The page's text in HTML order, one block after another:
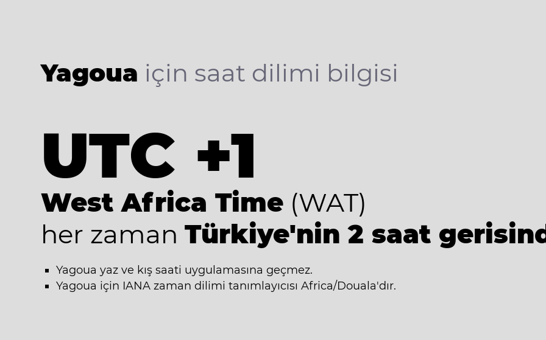
Yagoua için saat dilimi bilgisi
UTC +1
West Africa Time (WAT)
her zaman Türkiye'nin 2 saat
Yagoua yaz ve kış saati uygulamasına geçmez.
Yagoua için IANA zaman dilimi tanımlayıcısı Africa/Douala'dır.